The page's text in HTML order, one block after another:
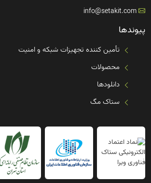
info@setakit.com
پیوندها
تأمین کننده تجهیزات شبکه و امنیت
محصولات
دانلودها
ستاک مگ